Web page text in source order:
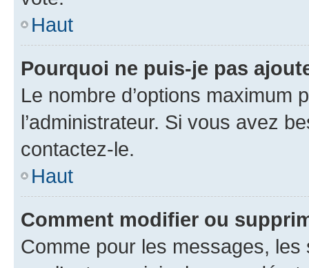
Haut
Pourquoi ne puis-je pas
Le nombre d’options maximum
l’administrateur. Si vous avez
contactez-le.
Haut
Comment modifier ou
Comme pour les messages,